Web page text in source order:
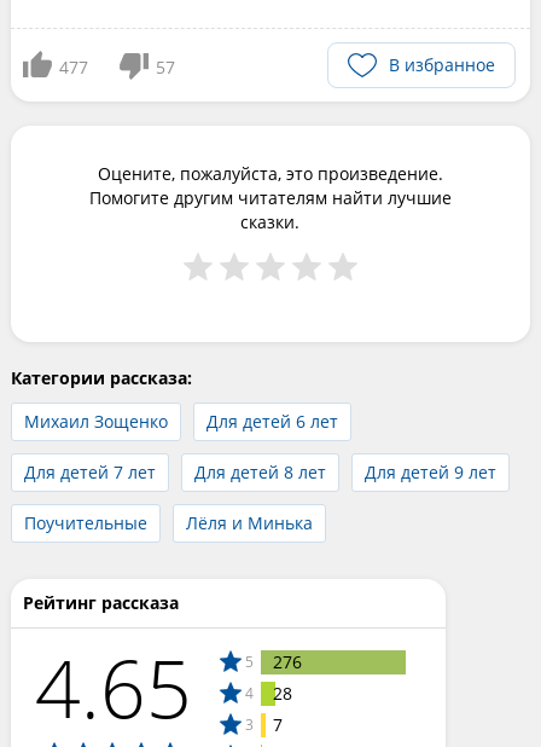
477 57 В избранное
Оцените, пожалуйста, это произведение.
Помогите другим читателям найти лучшие
сказки.
Категории рассказа:
Михаил Зощенко
Для детей 6 лет
Для детей 7 лет Для детей 8 лет Для детей 9 лет
Поучительные Лёля и Минька
Рейтинг рассказа
4.65 5 276
4 28
3 7